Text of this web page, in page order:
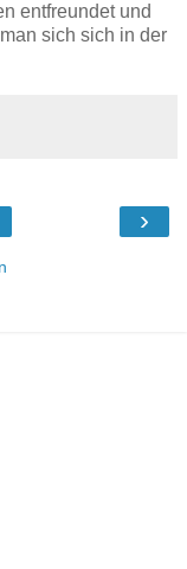
entfreundet und
sich sich in der
›